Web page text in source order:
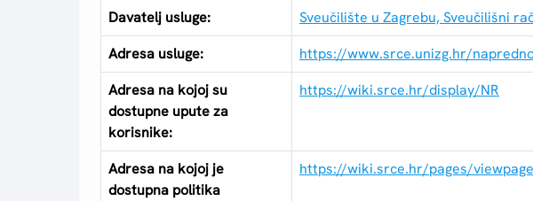
Davatelj usluge:
Sveučilište u Zagrebu, Sveučilišni
Adresa usluge:
https://www.srce.unizg.hr/
Adresa na kojoj su
dostupne upute za
korisnike:
https://wiki.srce.hr/display/NR
Adresa na kojoj je
dostupna politika
https://wiki.srce.hr/pages/